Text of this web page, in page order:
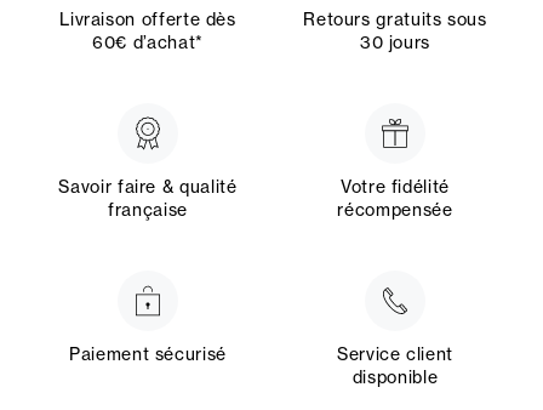
Livraison offerte dès
60€ d’achat*
Retours gratuits sous
30 jours
Savoir faire & qualité
française
Votre fidélité
récompensée
Paiement sécurisé
Service client
disponible